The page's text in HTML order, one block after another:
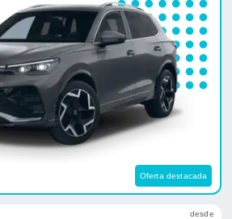
Oferta destacada
desde